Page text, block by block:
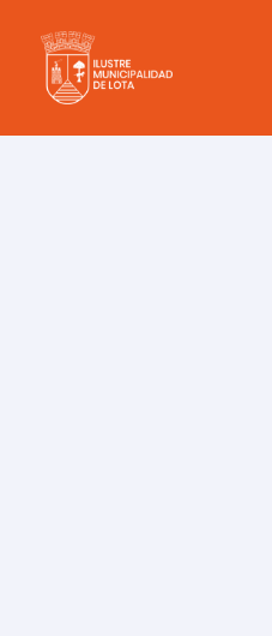
contenido